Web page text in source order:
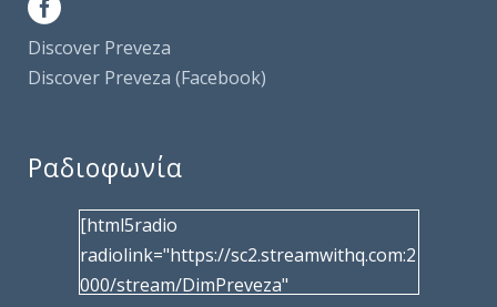
Discover Preveza
Discover Preveza (Facebook)
Ραδιοφωνία
[html5radio
radiolink="https://sc2.streamwithq.com:2
000/stream/DimPreveza"